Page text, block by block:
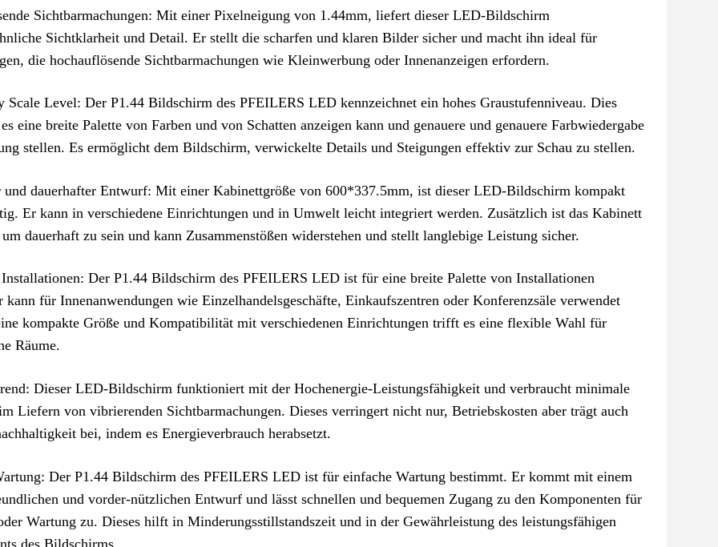
Sichtbarmachungen: Mit einer Pixelneigung von 1.44mm, liefert dieser LED-Bildschirm
Sichtklarheit und Detail. Er stellt die scharfen und klaren Bilder sicher und macht ihn ideal für
die hochauflösende Sichtbarmachungen wie Kleinwerbung oder Innenanzeigen erfordern.
Scale Level: Der P1.44 Bildschirm des PFEILERS LED kennzeichnet ein hohes Graustufenniveau. Dies
eine breite Palette von Farben und von Schatten anzeigen kann und genauere und genauere Farbwiedergabe
stellen. Es ermöglicht dem Bildschirm, verwickelte Details und Steigungen effektiv zur Schau zu stellen.
und dauerhafter Entwurf: Mit einer Kabinettgröße von 600*337.5mm, ist dieser LED-Bildschirm kompakt
Er kann in verschiedene Einrichtungen und in Umwelt leicht integriert werden. Zusätzlich ist das Kabinett
dauerhaft zu sein und kann Zusammenstößen widerstehen und stellt langlebige Leistung sicher.
Der P1.44 Bildschirm des PFEILERS LED ist für eine breite Palette von Installationen
kann für Innenanwendungen wie Einzelhandelsgeschäfte, Einkaufszentren oder Konferenzsäle verwendet
kompakte Größe und Kompatibilität mit verschiedenen Einrichtungen trifft es eine flexible Wahl für
Räume.
Dieser LED-Bildschirm funktioniert mit der Hochenergie-Leistungsfähigkeit und verbraucht minimale
Liefern von vibrierenden Sichtbarmachungen. Dieses verringert nicht nur, Betriebskosten aber trägt auch
bei, indem es Energieverbrauch herabsetzt.
Der P1.44 Bildschirm des PFEILERS LED ist für einfache Wartung bestimmt. Er kommt mit einem
und vorder-nützlichen Entwurf und lässt schnellen und bequemen Zugang zu den Komponenten für
Wartung zu. Dieses hilft in Minderungsstillstandszeit und in der Gewährleistung des leistungsfähigen
des Bildschirms.